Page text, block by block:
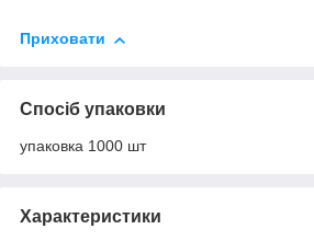
Приховати
Спосіб упаковки
упаковка 1000 шт
Характеристики